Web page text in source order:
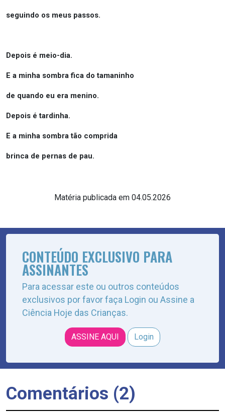
seguindo os meus passos.
Depois é meio-dia.
E a minha sombra fica do tamaninho
de quando eu era menino.
Depois é tardinha.
E a minha sombra tão comprida
brinca de pernas de pau.
Matéria publicada em 04.05.2026
CONTEÚDO EXCLUSIVO PARA
ASSINANTES
Para acessar este ou outros conteúdos
exclusivos por favor faça Login ou Assine a
Ciência Hoje das Crianças.
ASSINE AQUI Login
Comentários (2)